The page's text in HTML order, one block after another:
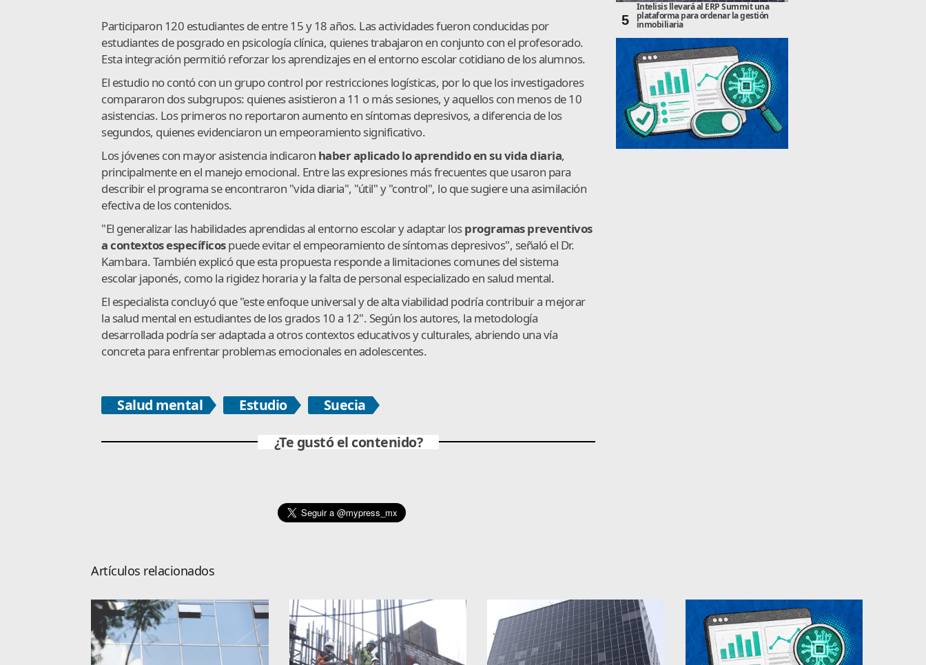
Participaron 120 estudiantes de entre 15 y 18 años. Las actividades fueron conducidas por
estudiantes de posgrado en psicología clínica, quienes trabajaron en conjunto con el profesorado.
Esta integración permitió reforzar los aprendizajes en el entorno escolar cotidiano de los alumnos.
El estudio no contó con un grupo control por restricciones logísticas, por lo que los investigadores
compararon dos subgrupos: quienes asistieron a 11 o más sesiones, y aquellos con menos de 10
asistencias. Los primeros no reportaron aumento en síntomas depresivos, a diferencia de los
segundos, quienes evidenciaron un empeoramiento significativo.
Los jóvenes con mayor asistencia indicaron haber aplicado lo aprendido en su vida diaria,
principalmente en el manejo emocional. Entre las expresiones más frecuentes que usaron para
describir el programa se encontraron "vida diaria", "útil" y "control", lo que sugiere una asimilación
efectiva de los contenidos.
"El generalizar las habilidades aprendidas al entorno escolar y adaptar losprogramas preventivos
a contextos específicospuede evitar el empeoramiento de síntomas depresivos", señaló el Dr.
Kambara. También explicó que esta propuesta responde a limitaciones comunes del sistema
escolar japonés, como la rigidez horaria y la falta de personal especializado en salud mental.
El especialista concluyó que "este enfoque universal y de alta viabilidad podría contribuir a mejorar
la salud mental en estudiantes de los grados 10 a 12". Según los autores, la metodología
desarrollada podría ser adaptada a otros contextos educativos y culturales, abriendo una vía
concreta para enfrentar problemas emocionales en adolescentes.
Salud mental Estudio
Suecia
¿Te gustó el contenido?
5
Intelisis llevará al ERP Summit una
plataforma para ordenar la gestión
inmobiliaria
Artículos relacionados